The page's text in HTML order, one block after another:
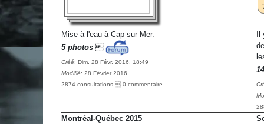
Mise à l'eau à Cap sur Mer.
5 photos
Créé: Dim. 28 Févr. 2016, 18:49
Modifié: 28 Février 2016
2874 consultations  0 commentaire
Il
Montréal-Québec 2015